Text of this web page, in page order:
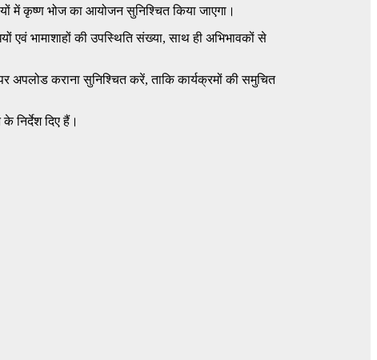
में कृष्ण भोज का आयोजन सुनिश्चित किया जाएगा।
एवं भामाशाहों की उपस्थिति संख्या, साथ ही अभिभावकों से
अपलोड कराना सुनिश्चित करें, ताकि कार्यक्रमों की समुचित
निर्देश दिए हैं।